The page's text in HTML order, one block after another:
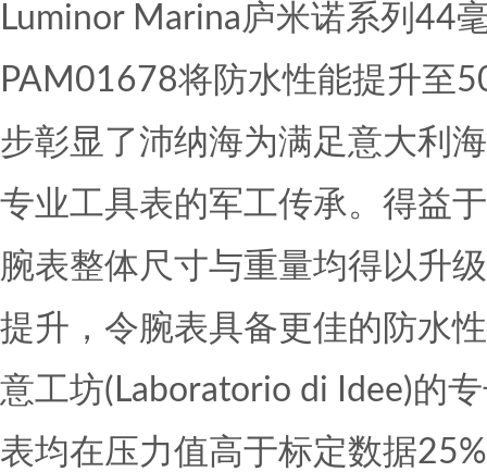
Luminor Marina庐米诺系列44
PAM01678将防水性能提升至
步彰显了沛纳海为满足意大利
专业工具表的军工传承。得益
腕表整体尺寸与重量均得以升
提升，令腕表具备更佳的防水
意工坊(Laboratorio di Idee)的
表均在压力值高于标定数据